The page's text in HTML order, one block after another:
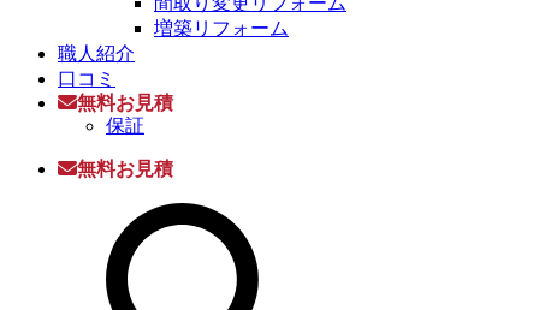
増築リフォーム
職人紹介
口コミ
無料お見積
保証
無料お見積